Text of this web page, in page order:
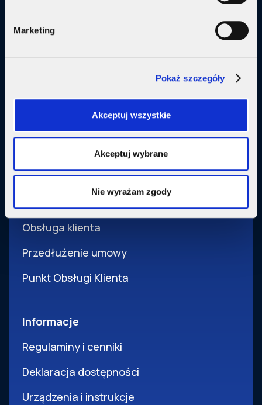
Marketing
Pokaż szczegóły
Akceptuj wszystkie
Akceptuj wybrane
Nie wyrażam zgody
Małe firmy
SupermediaGo
Pomoc i obsługa
Obsługa klienta
Przedłużenie umowy
Punkt Obsługi Klienta
Informacje
Regulaminy i cenniki
Deklaracja dostępności
Urządzenia i instrukcje